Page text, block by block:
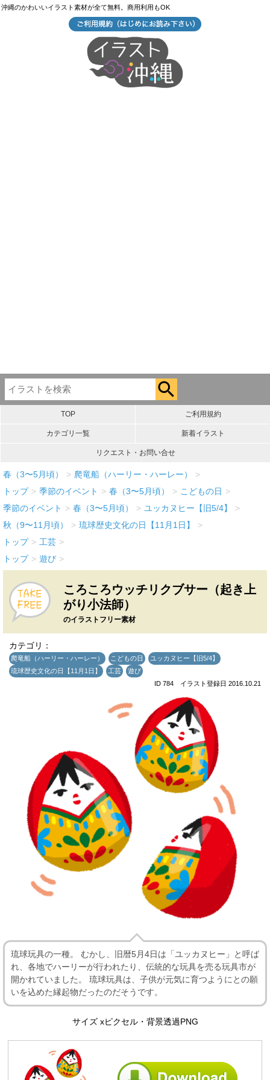
沖縄のかわいいイラスト素材が全て無料。商用利用もOK
TOP ご利用規約
カテゴリ一覧 新着イラスト
リクエスト・お問い合せ
春（3〜5月頃） > 爬竜船（ハーリー・ハーレー）
>
トップ > 季節のイベント > 春（3〜5月頃） > こどもの日 >
季節のイベント > 春（3〜5月頃） > ユッカヌヒー【旧5/4】
>
秋（9〜11月頃）
> 琉球歴史文化の日【11月1日】
>
トップ > 工芸 >
トップ > 遊び >
ころころウッチリクブサー（起き上
がり小法師）
のイラストフリー素材
カテゴリ：
爬竜船（ハーリー・ハーレー） こどもの日
ユッカヌヒー【旧5/4】
琉球歴史文化の日【11月1日】
工芸
遊び
ID 784 イラスト登録日 2016.10.21
琉球玩具の一種。 むかし、旧暦5月4日は「ユッカヌヒー」と呼ば
れ、各地でハーリーが行われたり、伝統的な玩具を売る玩具市が
開かれていました。 琉球玩具は、子供が元気に育つようにとの願
いを込めた縁起物だったのだそうです。
サイズ xピクセル・背景透過PNG